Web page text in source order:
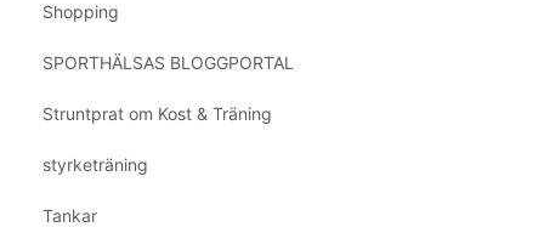
Shopping
SPORTHÄLSAS BLOGGPORTAL
Struntprat om Kost & Träning
styrketräning
Tankar